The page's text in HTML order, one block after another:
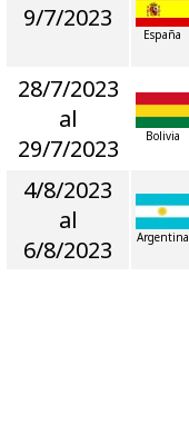
9/7/2023
España
28/7/2023
al
29/7/2023
Bolivia
4/8/2023
al
6/8/2023
Argentina